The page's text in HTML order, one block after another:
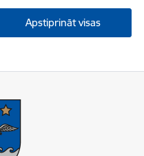
Apstiprināt visas